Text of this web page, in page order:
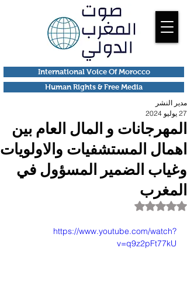
Human Rights & Free Media
International Voice Of Morocco
المهرجانات و المال العام بين
اهمال المستشفيات والاولويات
وغياب الضمير المسؤول في
المغرب
مدير النشر
27 يوليو 2024
تم التقييم بـ ليس رقمًا من أصل 5 نجوم.
https://www.youtube.com/watch?
v=q9z2pFt77kU